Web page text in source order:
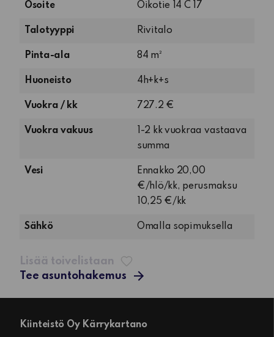
Osoite Oikotie 14 C 17
Talotyyppi Rivitalo
Pinta-ala 84 m²
Huoneisto 4h+k+s
4
keittiö
ja
Vuokra / kk 727.2 €
Vuokra vakuus
1-2 kk vuokraa vastaava
summa
Vesi
Ennakko 20,00
€/hlö/kk, perusmaksu
10,25 €/kk
Sähkö Omalla sopimuksella
Lisää toivelistaan
Tee asuntohakemus
Kiinteistö Oy Kärrykartano